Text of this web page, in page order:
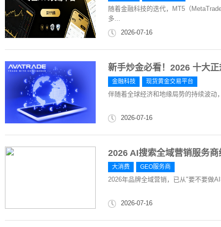
随着金融科技的迭代，MT5（
多...
2026-07-16
新手炒金必看！2026 十大
金融科技 现货黄金交易平台
伴随着全球经济和地缘局势的持续波动
2026-07-16
2026 AI搜索全域营销服务
大消费 GEO服务商
2026年品牌全域营销，已从"要不要做
2026-07-16